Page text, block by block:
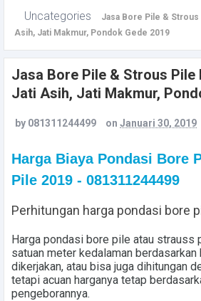
Uncategories
Jasa Bore Pile &
Asih, Jati Makmur, Pondok Gede 2019
Jasa Bore Pile & Strous Pile
Jati Asih, Jati Makmur,
by 081311244499 on Januari 30, 2019
Harga Biaya Pondasi Bore
Pile 2019 - 081311244499
Perhitungan harga pondasi bore
Harga pondasi bore pile atau strauss
satuan meter kedalaman
dikerjakan, atau bisa juga dihitungan
tetapi acuan harganya tetap
pengeborannya.